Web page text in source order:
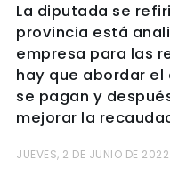
La diputada se
provincia está
empresa para las
hay que abordar
se pagan y
mejorar la
JUEVES, 2 DE JUNIO DE